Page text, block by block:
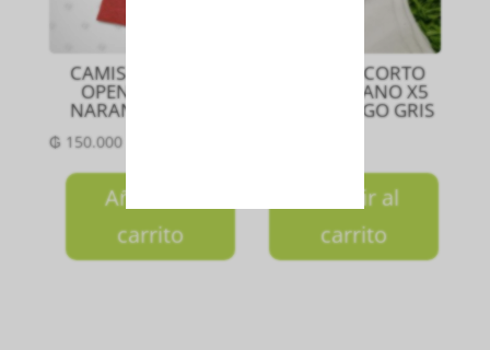
CAMISETA DAMA
OPEN MEZCLA
NARANJA Talla M
₲150.000
Añadir al
carrito
MEDIA TIN CORTO
NIÑO MEDIANO X5
BLANCO LOGO GRIS
Añadir al
carrito